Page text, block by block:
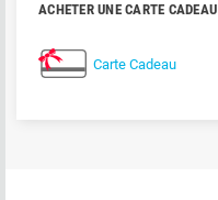
ACHETER UNE CARTE CADEAU
Carte Cadeau